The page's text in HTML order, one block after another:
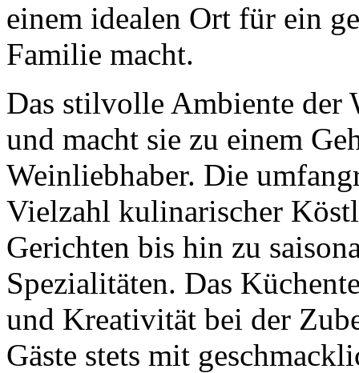
einem idealen Ort für ein
Familie macht.
Das stilvolle Ambiente der
und macht sie zu einem
Weinliebhaber. Die
Vielzahl kulinarischer
Gerichten bis hin zu
Spezialitäten. Das
und Kreativität bei der
Gäste stets mit